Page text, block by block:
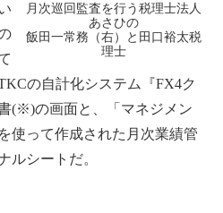
月次巡回監査を行う税理士法人
あさひの
飯田一常務（右）と田口裕太税
理士
の自計化システム『FX4ク
(※)の画面と、「マネジメン
使って作成された月次業績管
ルシートだ。